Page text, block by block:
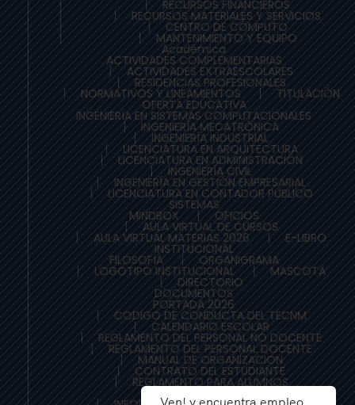
Ven! y encuentra empleo
RECURSOS FINANCIEROS
RECURSOS MATERIALES Y SERVICIOS
CENTRO DE CÓMPUTO
MANTENIMIENTO Y EQUIPO
Académica
ACTIVIDADES COMPLEMENTARIAS
ACTIVIDADES EXTRAESCOLARES
RESIDENCIAS PROFESIONALES
NORMATIVOS Y LINEAMIENTOS TITULACIÓN
OFERTA EDUCATIVA
INGENIERÍA EN SISTEMAS COMPUTACIONALES
INGENIERÍA MECATRÓNICA
INGENIERÍA INDUSTRIAL
LICENCIATURA EN ARQUITECTURA
LICENCIATURA EN ADMINISTRACIÓN
INGENIERÍA CIVIL
INGENIERÍA EN GESTIÓN EMPRESARIAL
LICENCIATURA EN CONTADOR PÚBLICO
SISTEMAS
MINDBOX OFICIOS
AULA VIRTUAL DE CURSOS
AULA VIRTUAL MATERIAS 2026 E-LIBRO
INSTITUCIONAL
FILOSOFÍA ORGANIGRAMA
LOGOTIPO INSTITUCIONAL MASCOTA
DIRECTORIO
DOCUMENTOS
PORTADA 2026
CODIGO DE CONDUCTA DEL TECNM
CALENDARIO ESCOLAR
REGLAMENTO DEL PERSONAL NO DOCENTE
REGLAMENTO DEL PERSONAL DOCENTE
MANUAL DE ORGANIZACION
CONTRATO DEL ESTUDIANTE
REGLAMENTO PARA ALUMNOS